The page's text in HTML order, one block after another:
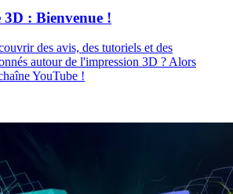
3D : Bienvenue !
des avis, des tutoriels et des
autour de l'impression 3D ? Alors
YouTube !